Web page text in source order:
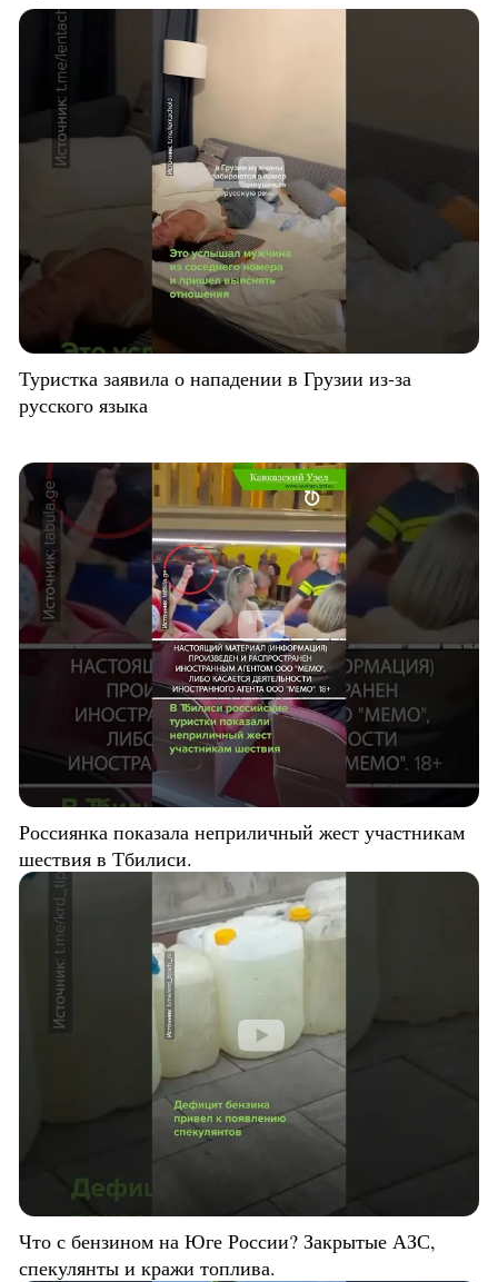
Туристка заявила о нападении в Грузии из-за
русского языка
Россиянка показала неприличный жест участникам
шествия в Тбилиси.
Что с бензином на Юге России? Закрытые АЗС,
спекулянты и кражи топлива.